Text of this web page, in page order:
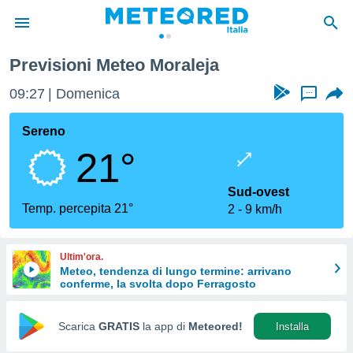
di
per
le
di
Web
Previsioni Meteo Moraleja
09:27 Domenica ...
Sereno
21°
Temp. percepita 21°
Sud-ovest
2
9 km/h
Ultim'ora.
Meteo, tendenza di lungo termine: arrivano
conferme, la svolta dopo Ferragosto
Scarica GRATIS la app di Meteored! Installa